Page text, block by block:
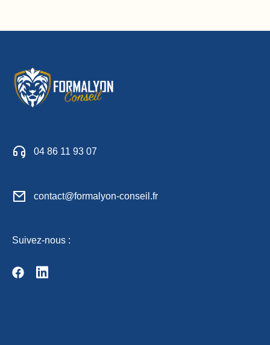
04 86 11 93 07
contact@formalyon-conseil.fr
Suivez-nous :